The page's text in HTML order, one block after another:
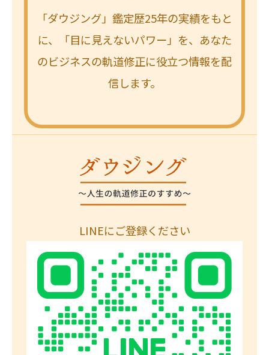
「ダウジング」鑑定歴25年の実績をもと
に、「目に見えないパワー」を、あなた
のビジネスの軌道修正に役立つ情報を配
信します。
LINEにご登録ください